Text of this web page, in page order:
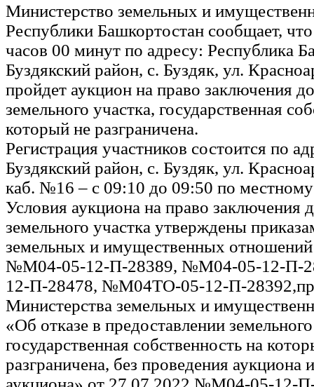
Министерство земельных и
Республики Башкортостан сообщает,
часов 00 минут по адресу: Республика
Буздякский район, с. Буздяк, ул.
пройдет аукцион на право заключения
земельного участка, государственная
который не разграничена.
Регистрация участников состоится по
Буздякский район, с. Буздяк, ул.
каб. №16 – с 09:10 до 09:50 по
Условия аукциона на право заключения
земельного участка утверждены
земельных и имущественных
№М04-05-12-П-28389, №М04-05-12-П-
12-П-28478, №М04ТО-05-12-П-
Министерства земельных и
«Об отказе в предоставлении
государственная собственность на
разграничена, без проведения аукциона